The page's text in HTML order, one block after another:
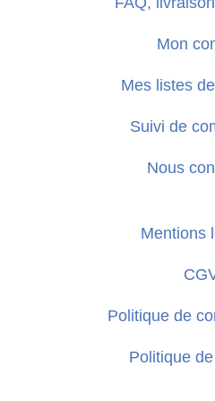
Mon
Mes listes
Suivi de
Nous
Mentions
Politique de
Politique